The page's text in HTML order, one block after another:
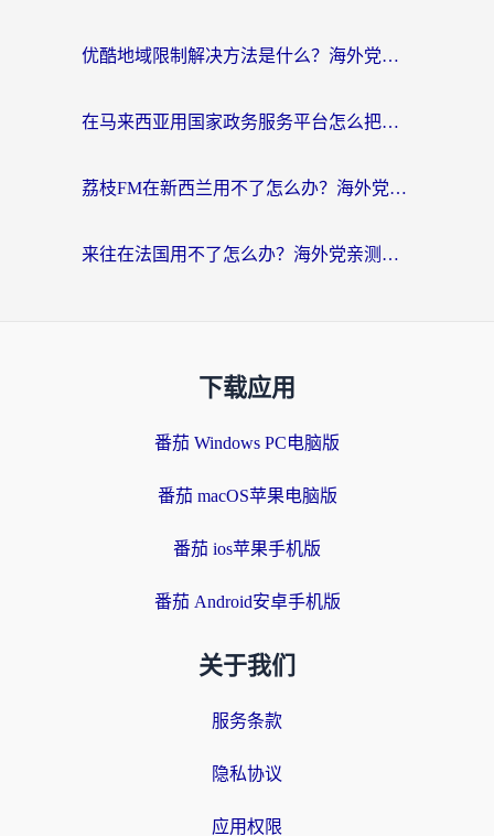
优酷地域限制解决方法是什么？海外党亲测有效的回国加速指南
在马来西亚用国家政务服务平台怎么把定位修改到中国国内？海外党解决数字壁垒的实用指南
荔枝FM在新西兰用不了怎么办？海外党必看的回国加速解决方案
来往在法国用不了怎么办？海外党亲测有效的回国加速指南
下载应用
番茄 Windows PC电脑版
番茄 macOS苹果电脑版
番茄 ios苹果手机版
番茄 Android安卓手机版
关于我们
服务条款
隐私协议
应用权限